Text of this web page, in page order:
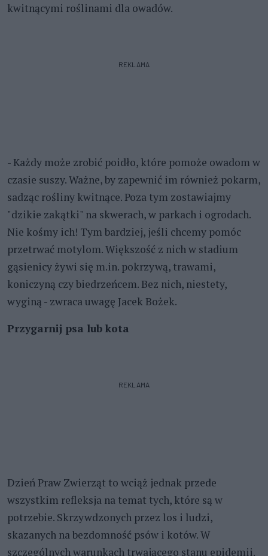
kwitnącymi roślinami dla owadów.
REKLAMA
- Każdy może zrobić poidło, które pomoże owadom w
czasie suszy. Ważne, by zapewnić im również pokarm,
sadząc rośliny kwitnące. Poza tym zostawiajmy
"dzikie zakątki" na skwerach, w parkach i ogrodach.
Nie kośmy ich! Tym bardziej, jeśli chcemy pomóc
przetrwać motylom. Większość z nich w stadium
gąsienicy żywi się m.in. pokrzywą, trawami,
koniczyną czy biedrzeńcem. Bez nich, niestety,
wyginą - zwraca uwagę Jacek Bożek.
Przygarnij psa lub kota
REKLAMA
Dzień Praw Zwierząt to wciąż jednak przede
wszystkim refleksja na temat tych, które są w
potrzebie. Skrzywdzonych przez los i ludzi,
skazanych na bezdomność psów i kotów. W
szczególnych warunkach trwającego stanu epidemii.